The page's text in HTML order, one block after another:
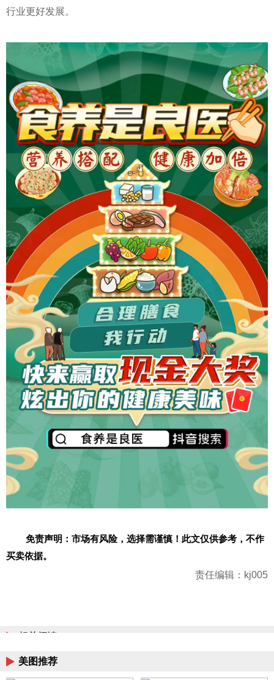
行业更好发展。
免责声明：市场有风险，选择需谨慎！此文仅供参考，不作
买卖依据。
责任编辑：kj005
美图推荐